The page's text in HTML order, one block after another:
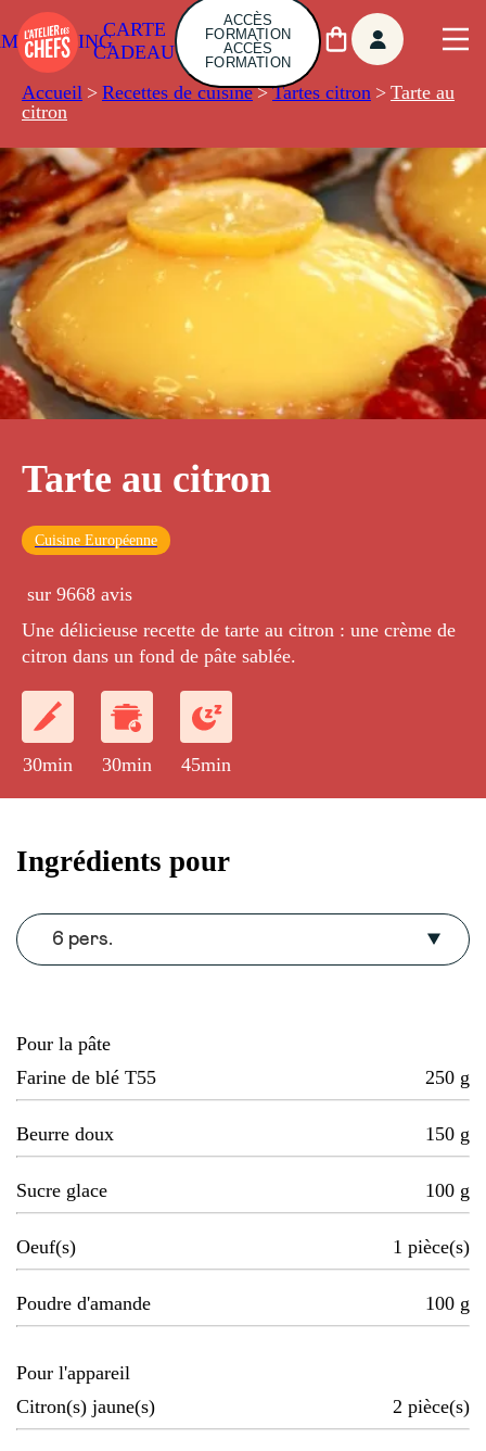
CARTE
CADEAU
ACCÈS
FORMATION
ACCÈS
FORMATION
Accueil > Recettes de cuisine > Tartes citron > Tarte au
citron
Tarte au citron
Cuisine Européenne
sur 9668 avis
Une délicieuse recette de tarte au citron : une crème de
citron dans un fond de pâte sablée.
30min 30min 45min
Ingrédients pour
6 pers.
Pour la pâte
Farine de blé T55
250 g
Beurre doux 150 g
Sucre glace 100 g
Oeuf(s) 1 pièce(s)
Poudre d'amande 100 g
Pour l'appareil
Citron(s) jaune(s)
2 pièce(s)